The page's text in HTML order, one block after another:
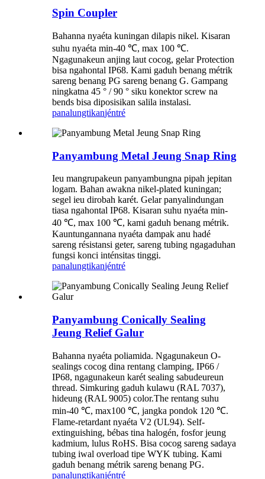
Spin Coupler
Bahanna nyaéta kuningan dilapis nikel. Kisaran
suhu nyaéta min-40 ℃, max 100 ℃.
Ngagunakeun anjing laut cocog, gelar Protection
bisa ngahontal IP68. Kami gaduh benang métrik
sareng benang PG sareng benang G. Gampang
ningkatna 45 ° / 90 ° siku konektor screw na
bends bisa diposisikan salila instalasi.
panalungtikanjéntré
Panyambung Metal Jeung Snap Ring
Ieu mangrupakeun panyambungna pipah jepitan
logam. Bahan awakna nikel-plated kuningan;
segel ieu dirobah karét. Gelar panyalindungan
tiasa ngahontal IP68. Kisaran suhu nyaéta min-
40 ℃, max 100 ℃, kami gaduh benang métrik.
Kauntungannana nyaéta dampak anu hadé
sareng résistansi geter, sareng tubing ngagaduhan
fungsi konci inténsitas tinggi.
panalungtikanjéntré
Panyambung Conically Sealing
Jeung Relief Galur
Bahanna nyaéta poliamida. Ngagunakeun O-
sealings cocog dina rentang clamping, IP66 /
IP68, ngagunakeun karét sealing sabudeureun
thread. Simkuring gaduh kulawu (RAL 7037),
hideung (RAL 9005) color.The rentang suhu
min-40 ℃, max100 ℃, jangka pondok 120 ℃.
Flame-retardant nyaéta V2 (UL94). Self-
extinguishing, bébas tina halogén, fosfor jeung
kadmium, lulus RoHS. Bisa cocog sareng sadaya
tubing iwal overload tipe WYK tubing. Kami
gaduh benang métrik sareng benang PG.
panalungtikanjéntré